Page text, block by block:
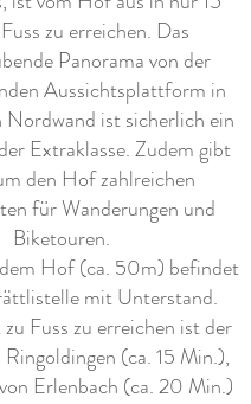
zu erreichen. Das
Panorama von der
Aussichtsplattform in
Nordwand ist sicherlich ein
Extraklasse. Zudem gibt
den Hof zahlreichen
für Wanderungen und
Biketouren.
Hof (ca. 50m) befindet
mit Unterstand.
Fuss zu erreichen ist der
(ca. 15 Min.),
Erlenbach (ca. 20 Min.)